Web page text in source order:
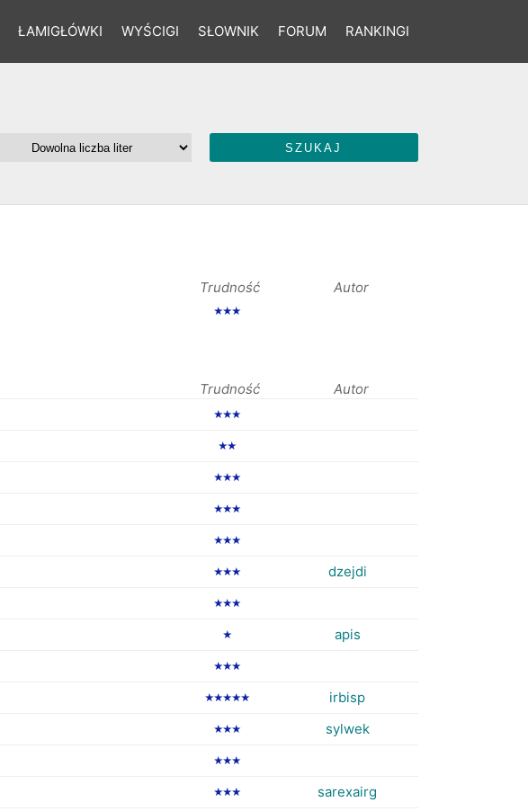
ŁAMIGŁÓWKI WYŚCIGI SŁOWNIK FORUM RANKINGI
Trudność Autor
★★★
Trudność Autor
★★★
★★
★★★
★★★
★★★
★★★ dzejdi
★★★
★ apis
★★★
★★★★★ irbisp
★★★ sylwek
★★★
★★★ sarexairg